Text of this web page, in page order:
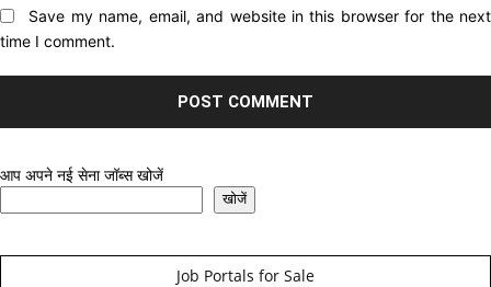
Website:Save my name, email, and website in this browser for the next
time I comment.
आप अपने नई सेना जॉब्स खोजें
खोजें
Job Portals for Sale